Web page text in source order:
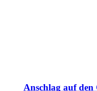
Anschlag auf